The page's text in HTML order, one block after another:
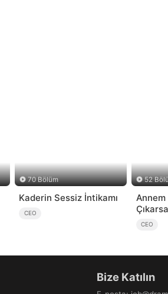
70 Bölüm
Kaderin Sessiz İntikamı
CEO
52
Çıkarsa
CEO
Bize Katılın